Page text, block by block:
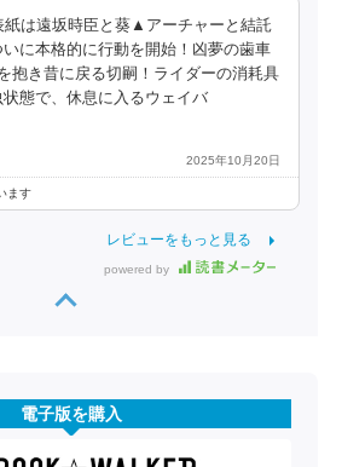
紙は遠坂時臣と葵▲アーチャーと結託
に本格的に行動を開始！凶夢の歯車
抱き昔に戻る切嗣！ライダーの消耗具
態で、休息に入るウェイバ
2025年10月20日
ます
レビューをもっと見る
powered by
電子版を購入